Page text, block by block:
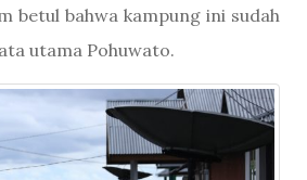
betul bahwa kampung ini sudah
utama Pohuwato.